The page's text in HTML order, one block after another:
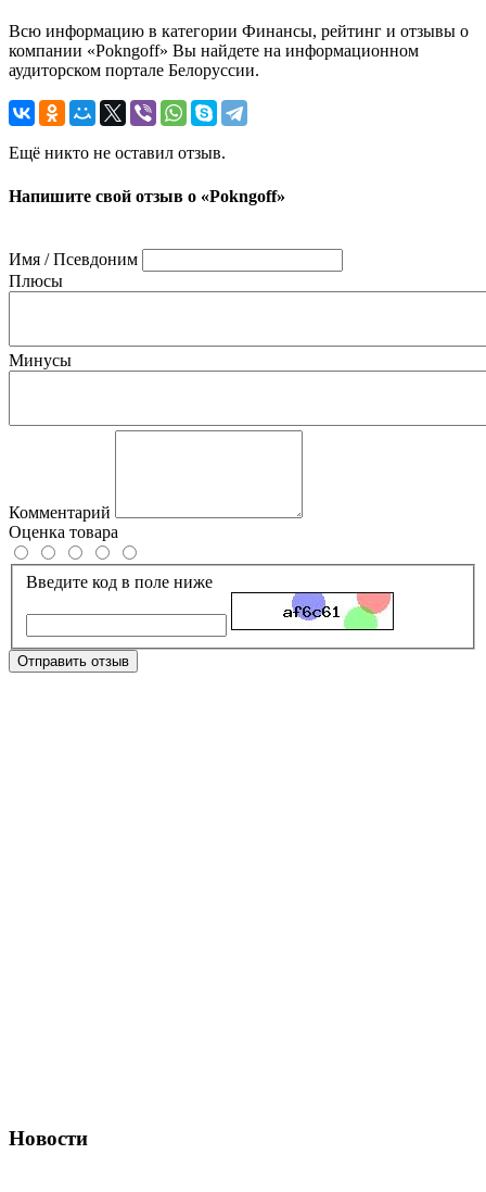
Всю информацию в категории Финансы, рейтинг и отзывы о
компании «Pokngoff» Вы найдете на информационном
аудиторском портале Белоруссии.
Ещё никто не оставил отзыв.
Напишите свой отзыв о «Pokngoff»
Имя / Псевдоним
Плюсы
Минусы
Комментарий
Оценка товара
Введите код в поле ниже
Отправить отзыв
Новости